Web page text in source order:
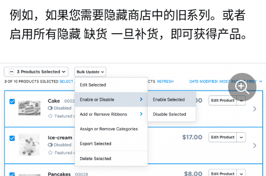
例如，如果您需要隐藏商店中的旧系列。或者
启用所有隐藏缺货 一旦补货，即可获得产品。